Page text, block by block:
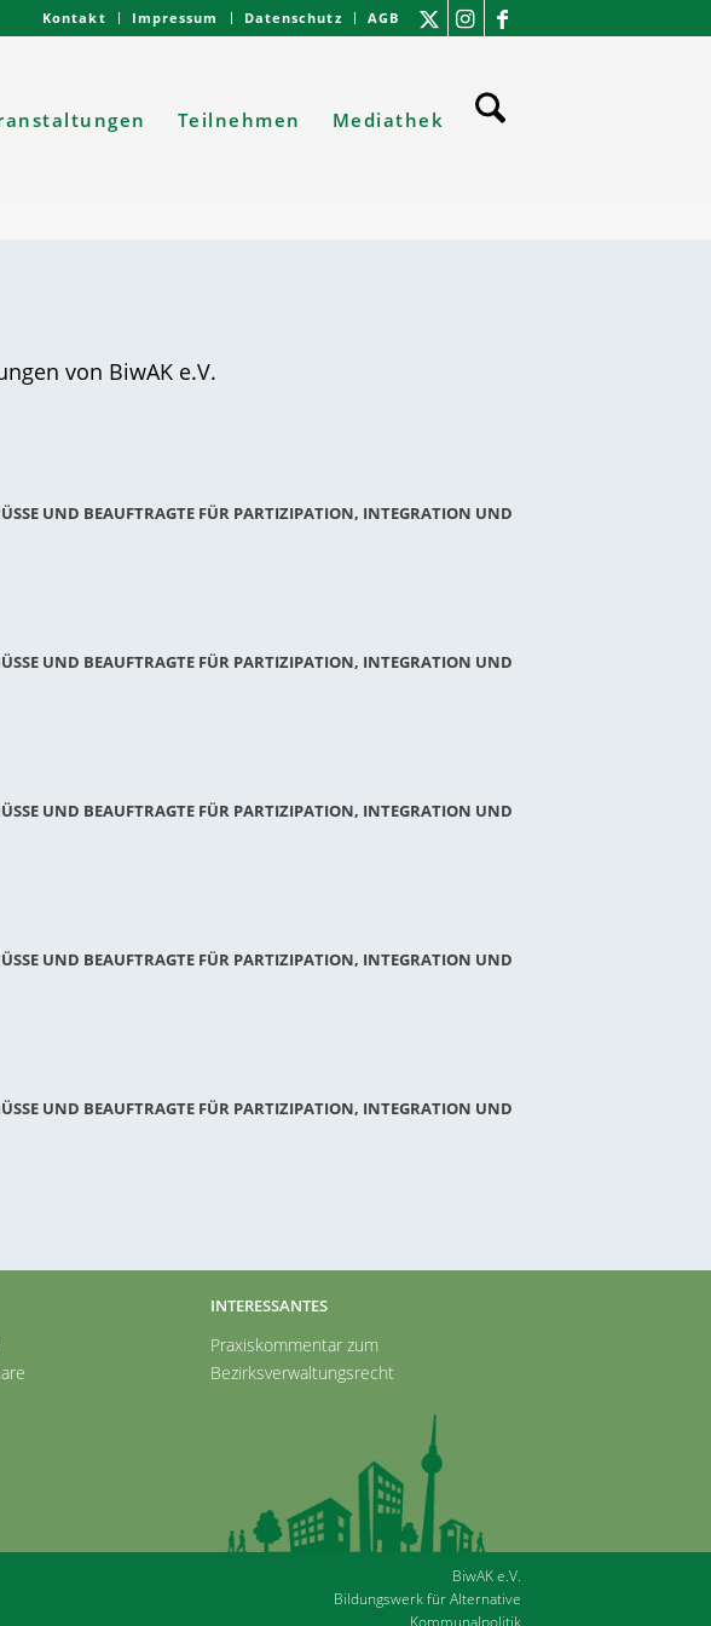
Kontakt Impressum Datenschutz AGB
Teilnehmen Mediathek
von BiwAK e.V.
UND BEAUFTRAGTE FÜR PARTIZIPATION, INTEGRATION UND
UND BEAUFTRAGTE FÜR PARTIZIPATION, INTEGRATION UND
UND BEAUFTRAGTE FÜR PARTIZIPATION, INTEGRATION UND
UND BEAUFTRAGTE FÜR PARTIZIPATION, INTEGRATION UND
UND BEAUFTRAGTE FÜR PARTIZIPATION, INTEGRATION UND
INTERESSANTES
Praxiskommentar zum
Bezirksverwaltungsrecht
BiwAK e.V.
Bildungswerk für Alternative